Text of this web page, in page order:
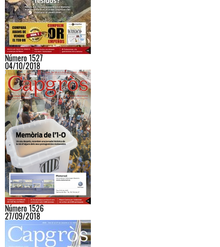
Número 1527
04/10/2018
Número 1526
27/09/2018